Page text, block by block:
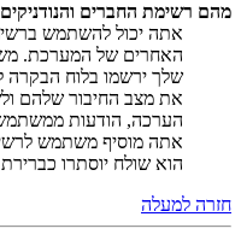
מהם רשימת החברים
אתה יכול להשתמש
האחרים של המערכת.
שלך ירשמו בלוח
את מצב החיבור שלהם
הערכה, הודעות
אתה מוסיף משתמש
הוא שולח יוסתרו
חזרה למעלה